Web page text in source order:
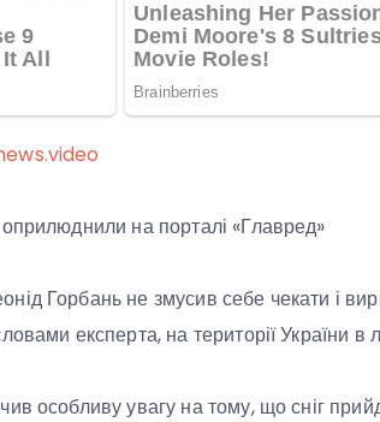
оприлюднили на порталі «Главред»
Горбань не змусив себе чекати і
експерта, на території України в
особливу увагу на тому, що сніг